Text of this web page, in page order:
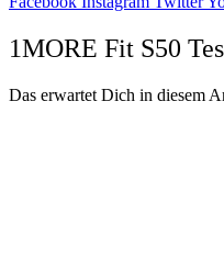
1MORE Fit S50
Das erwartet Dich in diesem